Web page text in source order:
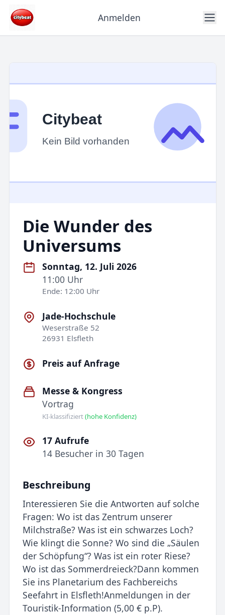
Anmelden
Die Wunder des
Universums
Sonntag, 12. Juli 2026
11:00 Uhr
Ende: 12:00 Uhr
Jade-Hochschule
Weserstraße 52
26931 Elsfleth
Preis auf Anfrage
Messe & Kongress
Vortrag
KI-klassifiziert(hohe Konfidenz)
17 Aufrufe
14 Besucher in 30 Tagen
Beschreibung
Interessieren Sie die Antworten auf solche
Fragen: Wo ist das Zentrum unserer
Milchstraße? Was ist ein schwarzes Loch?
Wie klingt die Sonne? Wo sind die „Säulen
der Schöpfung“? Was ist ein roter Riese?
Wo ist das Sommerdreieck?Dann kommen
Sie ins Planetarium des Fachbereichs
Seefahrt in Elsfleth!Anmeldungen in der
Touristik-Information (5,00 € p.P).